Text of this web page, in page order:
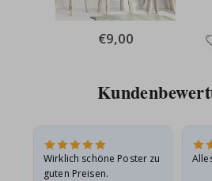
Special
Price
€9,00
Wirklich schöne Poster zu
guten Preisen.